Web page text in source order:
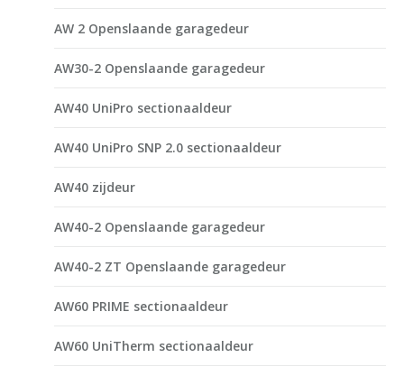
AW 2 Openslaande garagedeur
AW30-2 Openslaande garagedeur
AW40 UniPro sectionaaldeur
AW40 UniPro SNP 2.0 sectionaaldeur
AW40 zijdeur
AW40-2 Openslaande garagedeur
AW40-2 ZT Openslaande garagedeur
AW60 PRIME sectionaaldeur
AW60 UniTherm sectionaaldeur